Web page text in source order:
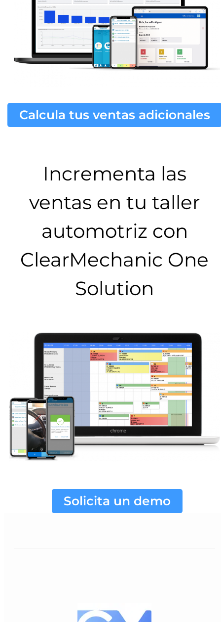
Calcula tus ventas adicionales
Incrementa las
ventas en tu taller
automotriz con
ClearMechanic One
Solution
Solicita un demo